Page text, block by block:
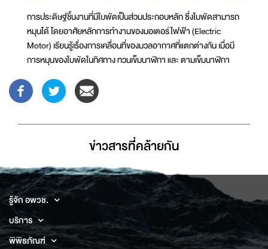
การประดิษฐ์ชิ้นงานที่มีใบพัดเป็นส่วนประกอบหลัก ซึ่งใบพัดสามารถ
หมุนได้ โดยอาศัยหลักการทำงานของมอเตอร์ไฟฟ้า (Electric
Motor) เรียนรู้เรื่องการเคลื่อนที่ของมวลอากาศที่แตกต่างกัน เมื่อมี
การหมุนของใบพัดในทิศทาง ทวนเข็มนาฬิกา และ ตามเข็มนาฬิกา
ข่าวสารที่่คล้ายกัน
รู้จัก อพวช.
บริการ
พิพิธภัณฑ์